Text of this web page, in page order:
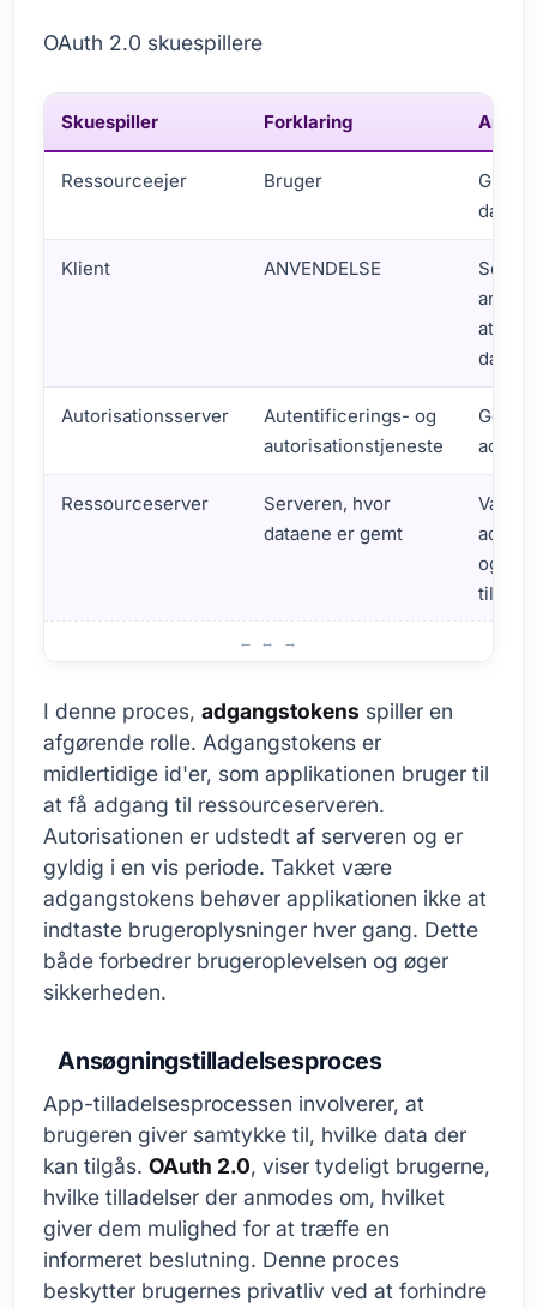
OAuth 2.0 skuespillere
Skuespiller Forklaring
Ressourceejer Bruger
Give
data
Klient ANVENDELSE
Send
at få
data
Autorisationsserver
Autentificerings- og
autorisationstjeneste
Ressourceserver
Serveren, hvor
dataene er gemt
Valider
og giv
til data
I denne proces, adgangstokens spiller en
afgørende rolle. Adgangstokens er
midlertidige id'er, som applikationen bruger til
at få adgang til ressourceserveren.
Autorisationen er udstedt af serveren og er
gyldig i en vis periode. Takket være
adgangstokens behøver applikationen ikke at
indtaste brugeroplysninger hver gang. Dette
både forbedrer brugeroplevelsen og øger
sikkerheden.
Ansøgningstilladelsesproces
App-tilladelsesprocessen involverer, at
brugeren giver samtykke til, hvilke data der
kan tilgås. OAuth 2.0, viser tydeligt brugerne,
hvilke tilladelser der anmodes om, hvilket
giver dem mulighed for at træffe en
informeret beslutning. Denne proces
beskytter brugernes privatliv ved at forhindre